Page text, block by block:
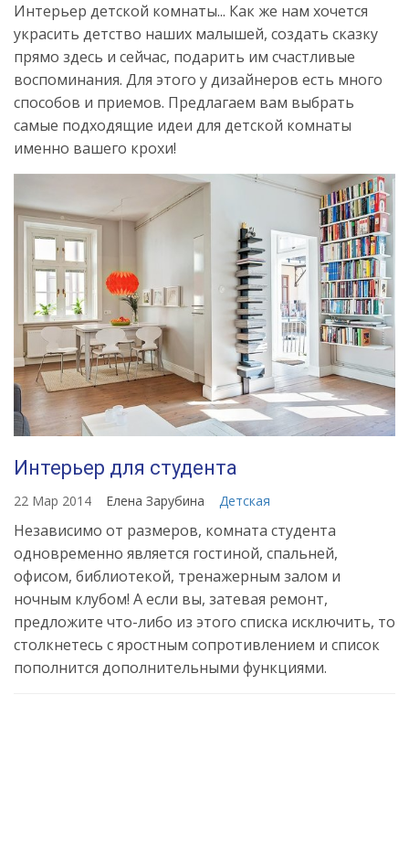
Интерьер детской комнаты... Как же нам хочется
украсить детство наших малышей, создать сказку
прямо здесь и сейчас, подарить им счастливые
воспоминания. Для этого у дизайнеров есть много
способов и приемов. Предлагаем вам выбрать
самые подходящие идеи для детской комнаты
именно вашего крохи!
Интерьер для студента
22 Мар 2014 Елена Зарубина Детская
Независимо от размеров, комната студента
одновременно является гостиной, спальней,
офисом, библиотекой, тренажерным залом и
ночным клубом! А если вы, затевая ремонт,
предложите что-либо из этого списка исключить, то
столкнетесь с яростным сопротивлением и список
пополнится дополнительными функциями.